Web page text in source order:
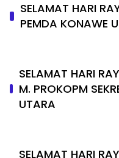
SELAMAT HARI
PEMDA KONAWE
SELAMAT HARI
M. PROKOPM
UTARA
SELAMAT HARI